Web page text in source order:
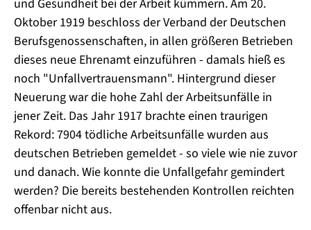
und Gesundheit bei der Arbeit kümmern. Am 20.
Oktober 1919 beschloss der Verband der Deutschen
Berufsgenossenschaften, in allen größeren Betrieben
dieses neue Ehrenamt einzuführen - damals hieß es
noch "Unfallvertrauensmann". Hintergrund dieser
Neuerung war die hohe Zahl der Arbeitsunfälle in
jener Zeit. Das Jahr 1917 brachte einen traurigen
Rekord: 7904 tödliche Arbeitsunfälle wurden aus
deutschen Betrieben gemeldet - so viele wie nie zuvor
und danach. Wie konnte die Unfallgefahr gemindert
werden? Die bereits bestehenden Kontrollen reichten
offenbar nicht aus.